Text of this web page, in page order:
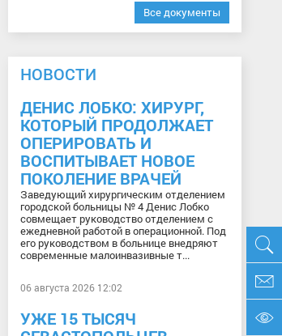
Все документы
НОВОСТИ
ДЕНИС ЛОБКО: ХИРУРГ,
КОТОРЫЙ ПРОДОЛЖАЕТ
ОПЕРИРОВАТЬ И
ВОСПИТЫВАЕТ НОВОЕ
ПОКОЛЕНИЕ ВРАЧЕЙ
Заведующий хирургическим отделением
городской больницы № 4 Денис Лобко
совмещает руководство отделением с
ежедневной работой в операционной. Под
его руководством в больнице внедряют
современные малоинвазивные т...
06 августа 2026 12:02
УЖЕ 15 ТЫСЯЧ